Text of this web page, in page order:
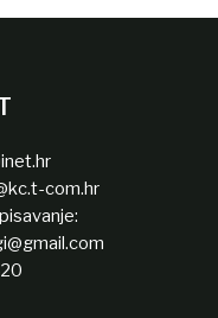
com.hr